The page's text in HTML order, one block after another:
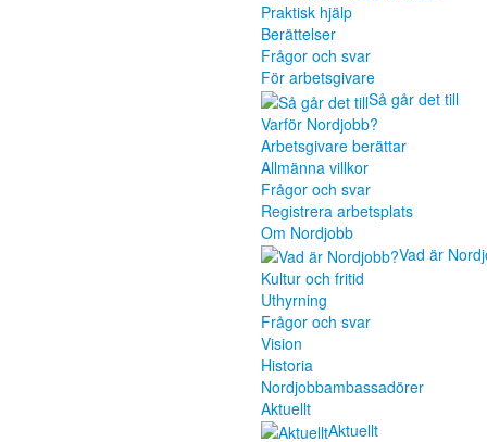
Praktisk hjälp
Berättelser
Frågor och svar
För arbetsgivare
Så går det till
Varför Nordjobb?
Arbetsgivare berättar
Allmänna villkor
Frågor och svar
Registrera arbetsplats
Om Nordjobb
Vad är
Kultur och fritid
Uthyrning
Frågor och svar
Vision
Historia
Nordjobbambassadörer
Aktuellt
Aktuellt